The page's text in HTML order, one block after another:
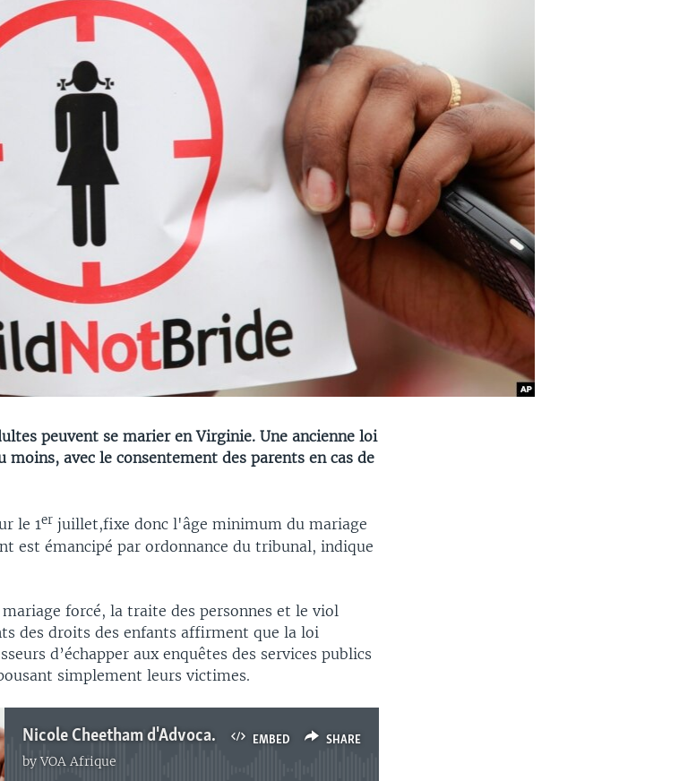
peuvent se marier en Virginie. Une ancienne loi
moins, avec le consentement des parents en cas de
le 1er juillet,fixe donc l'âge minimum du mariage
est émancipé par ordonnance du tribunal, indique
forcé, la traite des personnes et le viol
des droits des enfants affirment que la loi
d’échapper aux enquêtes des services publics
simplement leurs victimes.
EMBED SHARE
Nicole Cheetham d'Advocates for Youth, jointe par Nathalie Barge
byVOA Afrique
source currently available